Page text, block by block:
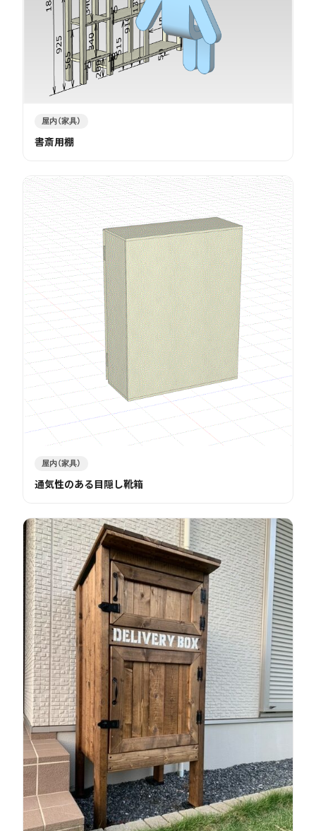
屋内（家具）
書斎用棚
屋内（家具）
通気性のある目隠し靴箱